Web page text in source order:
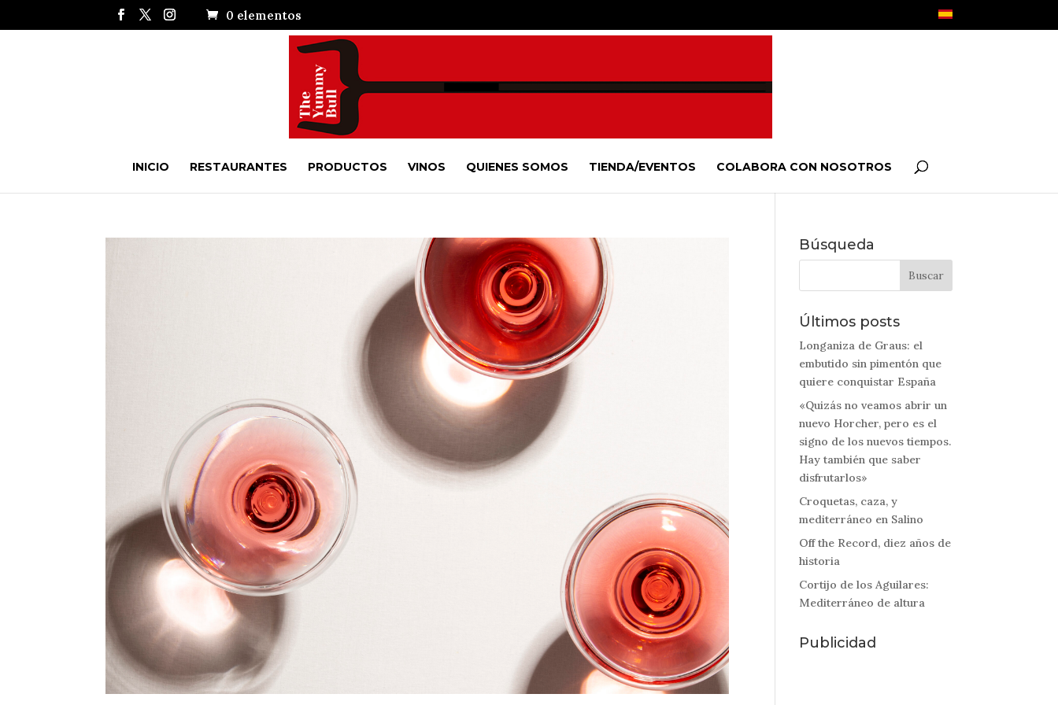
0 elementos
INICIO RESTAURANTES PRODUCTOS VINOS QUIENES SOMOS TIENDA/EVENTOS COLABORA CON NOSOTROS
Búsqueda
Últimos posts
Longaniza de Graus: el
embutido sin pimentón que
quiere conquistar España
«Quizás no veamos abrir un
nuevo Horcher, pero es el
signo de los nuevos tiempos.
Hay también que saber
disfrutarlos»
Croquetas, caza, y
mediterráneo en Salino
Off the Record, diez años de
historia
Cortijo de los Aguilares:
Mediterráneo de altura
Publicidad